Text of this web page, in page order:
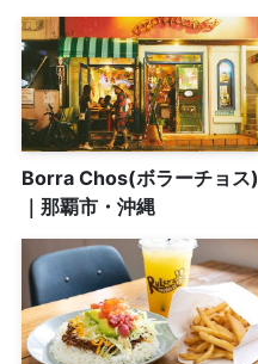
Borra Chos(ボラーチョス)
｜那覇市・沖縄